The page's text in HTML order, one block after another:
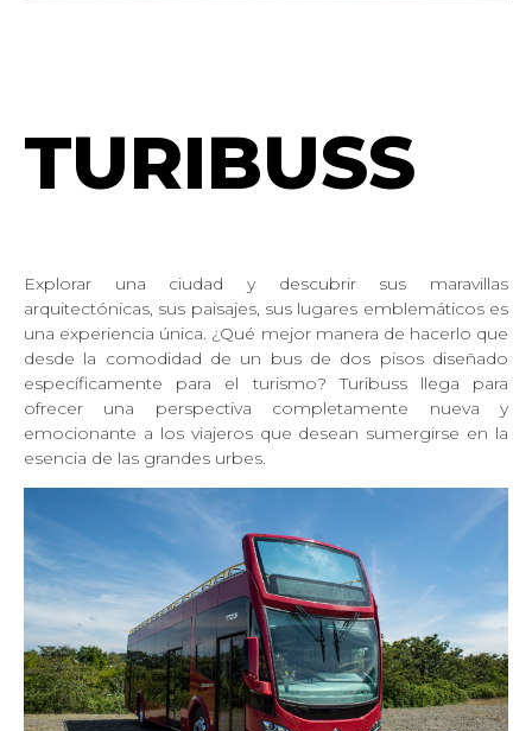
TURIBUSS
Explorar una ciudad y descubrir sus maravillas
arquitectónicas, sus paisajes, sus lugares emblemáticos es
una experiencia única. ¿Qué mejor manera de hacerlo que
desde la comodidad de un bus de dos pisos diseñado
específicamente para el turismo? Turibuss llega para
ofrecer una perspectiva completamente nueva y
emocionante a los viajeros que desean sumergirse en la
esencia de las grandes urbes.